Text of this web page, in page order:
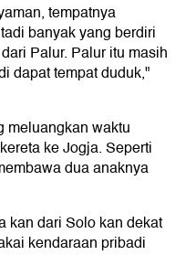
tempatnya
banyak yang berdiri
Palur. Palur itu masih
dapat tempat duduk,"
meluangkan waktu
ke Jogja. Seperti
dua anaknya
kan dari Solo kan dekat
kendaraan pribadi